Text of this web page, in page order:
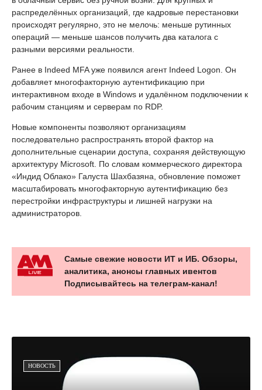
распределённых организаций, где кадровые перестановки
происходят регулярно, это не мелочь: меньше рутинных
операций — меньше шансов получить два каталога с
разными версиями реальности.
Ранее в Indeed MFA уже появился агент Indeed Logon. Он
добавляет многофакторную аутентификацию при
интерактивном входе в Windows и удалённом подключении к
рабочим станциям и серверам по RDP.
Новые компоненты позволяют организациям
последовательно распространять второй фактор на
дополнительные сценарии доступа, сохраняя действующую
архитектуру Microsoft. По словам коммерческого директора
«Индид Облако» Галуста Шахбазяна, обновление поможет
масштабировать многофакторную аутентификацию без
перестройки инфраструктуры и лишней нагрузки на
администраторов.
Самые свежие новости ИТ и ИБ. Обзоры,
аналитика, анонсы главных ивентов
Подписывайтесь на телеграм-канал!
НОВОСТЬ